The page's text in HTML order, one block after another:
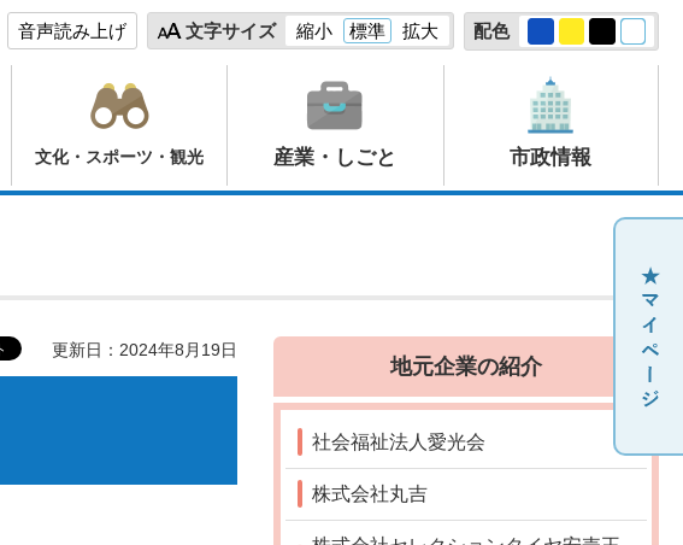
音声読み上げ 文字サイズ 縮小 標準 拡大 配色
文化・スポーツ・観光 産業・しごと 市政情報
更新日：2024年8月19日
地元企業の紹介
社会福祉法人愛光会
株式会社丸吉